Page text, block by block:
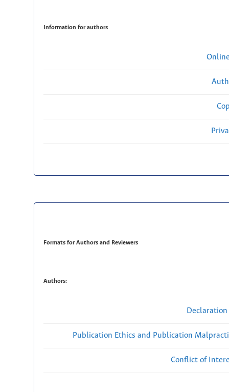
Information for authors
Formats for Authors and Reviewers
Authors:
Publication Ethics and Publication
Conflict of